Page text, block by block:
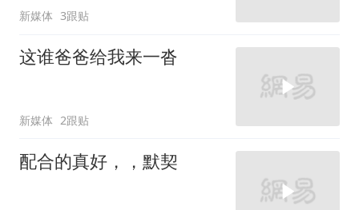
新媒体 3跟贴
这谁爸爸给我来一沓
新媒体 2跟贴
配合的真好，，默契